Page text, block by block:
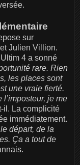
sur
Julien Villion.
4 a sonné
rare. Rien
les places sont
une vraie fierté.
je me
il. La complicité
immédiatement.
départ, de la
Ça a tout de